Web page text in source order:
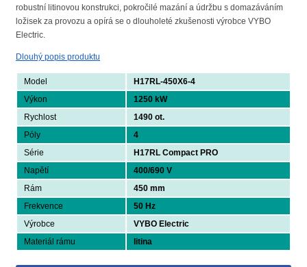
robustní litinovou konstrukci, pokročilé mazání a údržbu s domazáváním
ložisek za provozu a opírá se o dlouholeté zkušenosti výrobce VYBO
Electric.
Dlouhý popis produktu
Model
H17RL-450X6-4
Výkon
1250 kW
Rychlost
1490 ot.
Póly
4
Série
H17RL Compact PRO
Napětí
400/690 V
Rám
450 mm
Frekvence
50 Hz
Výrobce
VYBO Electric
Materiál rámu
litina